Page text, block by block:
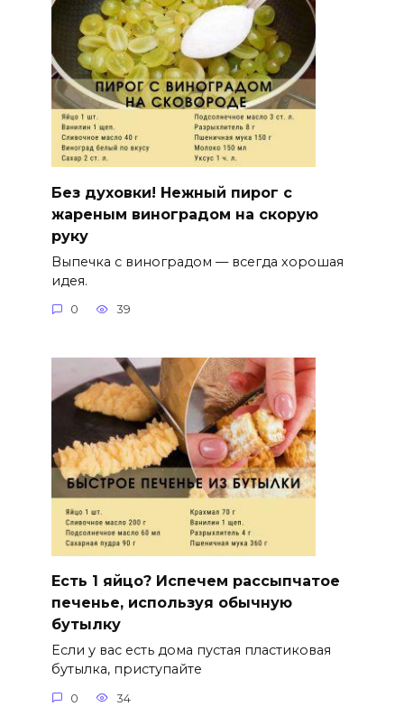
Без духовки! Нежный пирог с
жареным виноградом на скорую
руку
Выпечка с виноградом — всегда хорошая
идея.
0 39
Есть 1 яйцо? Испечем рассыпчатое
печенье, используя обычную
бутылку
Если у вас есть дома пустая пластиковая
бутылка, приступайте
0 34